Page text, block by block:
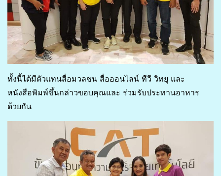
ทั้งนี้ได้มีตัวแทนสื่อมวลชน สื่อออนไลน์ ทีวี วิทยุ และ
หนังสือพิมพ์ขึ้นกล่าวขอบคุณและ ร่วมรับประทานอาหาร
ด้วยกัน